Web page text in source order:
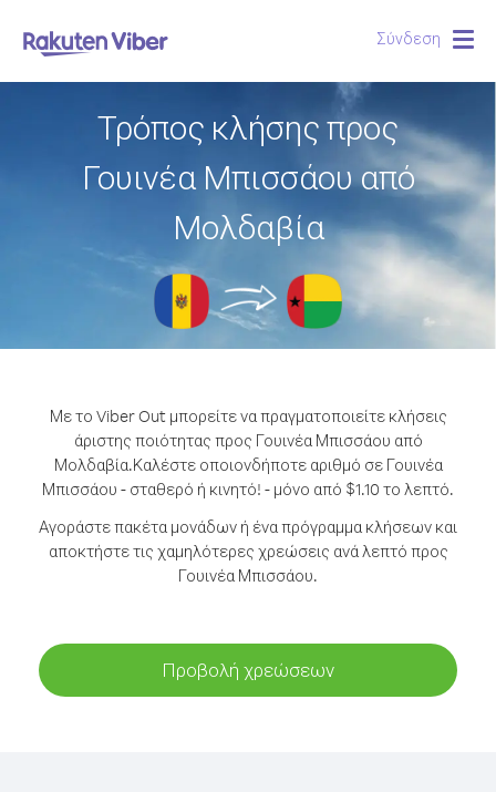
Σύνδεση
Τρόπος κλήσης προς
Γουινέα Μπισσάου από
Μολδαβία
Με το Viber Out μπορείτε να πραγματοποιείτε κλήσεις
άριστης ποιότητας προς Γουινέα Μπισσάου από
Μολδαβία.Καλέστε οποιονδήποτε αριθμό σε Γουινέα
Μπισσάου - σταθερό ή κινητό! - μόνο από $1.10 το λεπτό.
Αγοράστε πακέτα μονάδων ή ένα πρόγραμμα κλήσεων και
αποκτήστε τις χαμηλότερες χρεώσεις ανά λεπτό προς
Γουινέα Μπισσάου.
Προβολή χρεώσεων